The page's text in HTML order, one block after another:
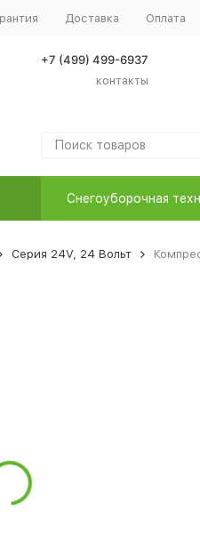
Доставка Оплата
+7 (499) 499-6937
контакты
Снегоуборочная
Серия 24V, 24 Вольт